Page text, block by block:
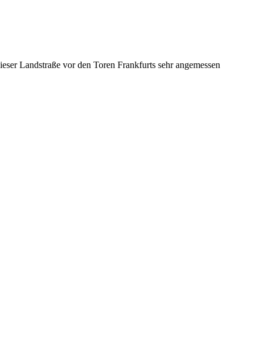
Landstraße vor den Toren Frankfurts sehr angemessen